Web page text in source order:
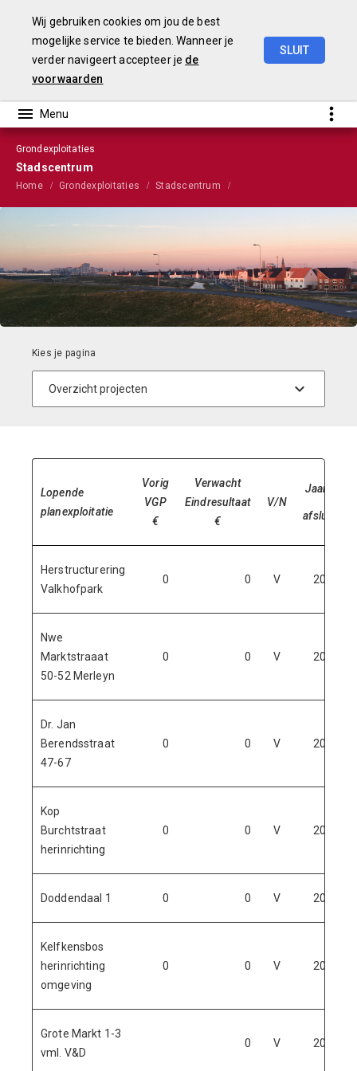
Wij gebruiken cookies om jou de best
mogelijke service te bieden. Wanneer je
verder navigeert accepteer je de
voorwaarden
SLUIT
Grondexploitaties
Stadscentrum
Home Grondexploitaties
Stadscentrum
Overzicht projecten
Lopende
planexploitatie
Vorig
VGP
€
Verwacht
Eindresultaat
€
V/N
Jaar van
afsluiting
Herstructurering
Valkhofpark
0 0 V 2024
Nwe
Marktstraaat
50-52 Merleyn
0 0 V 2024
Dr. Jan
Berendsstraat
47-67
0 0 V 2024
Kop
Burchtstraat
herinrichting
0 0 V 2023
Doddendaal 1 0 0 V 2023
Kelfkensbos
herinrichting
omgeving
0 0 V 2024
Grote Markt 1-3
vml. V&D
0 V 2026